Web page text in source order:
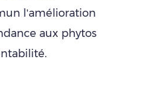
l’amélioration
aux phytos